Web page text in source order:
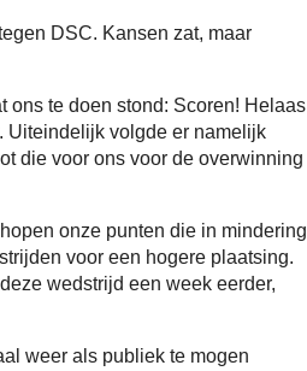
DSC. Kansen zat, maar
ons te doen stond: Scoren! Helaas
Uiteindelijk volgde er namelijk
die voor ons voor de overwinning
onze punten die in mindering
voor een hogere plaatsing.
wedstrijd een week eerder,
weer als publiek te mogen